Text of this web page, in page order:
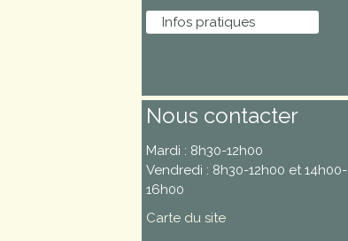
Médiathèque
Infos pratiques
Nous contacter
Mardi : 8h30-12h00
Vendredi : 8h30-12h00 et 14h00-
16h00
Carte du site